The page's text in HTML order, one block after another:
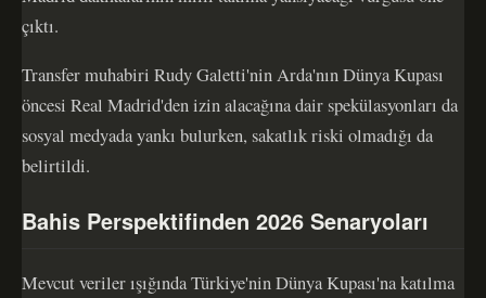
çıktı.
Transfer muhabiri Rudy Galetti'nin Arda'nın Dünya Kupası
öncesi Real Madrid'den izin alacağına dair spekülasyonları da
sosyal medyada yankı bulurken, sakatlık riski olmadığı da
belirtildi.
Bahis Perspektifinden 2026 Senaryoları
Mevcut veriler ışığında Türkiye'nin Dünya Kupası'na katılma